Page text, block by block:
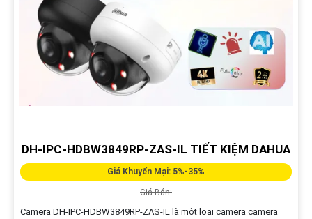
DH-IPC-HDBW3849RP-ZAS-IL TIẾT KIỆM DAHUA
Giá Khuyến Mại: 5%-35%
Giá Bán:
Camera DH-IPC-HDBW3849RP-ZAS-IL là một loại camera camera